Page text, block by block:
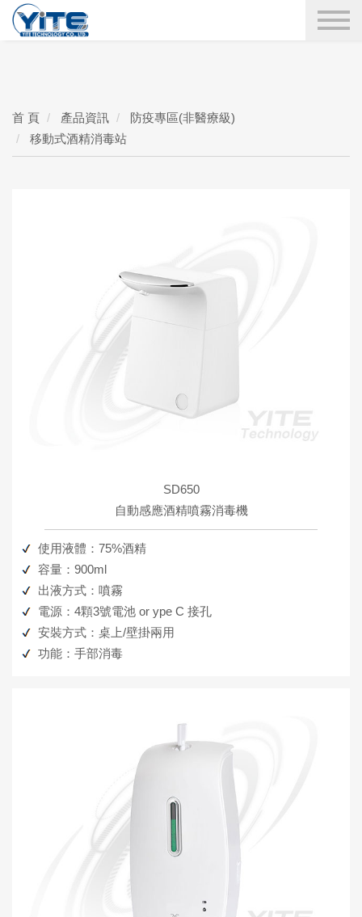
YITE Technology
首 頁 產品資訊
防疫專區(非醫療級)
移動式酒精消毒站
SD650
自動感應酒精噴霧消毒機
使用液體：75%酒精
容量：900ml
出液方式：噴霧
電源：4顆3號電池 or ype C 接孔
安裝方式：桌上/壁掛兩用
功能：手部消毒